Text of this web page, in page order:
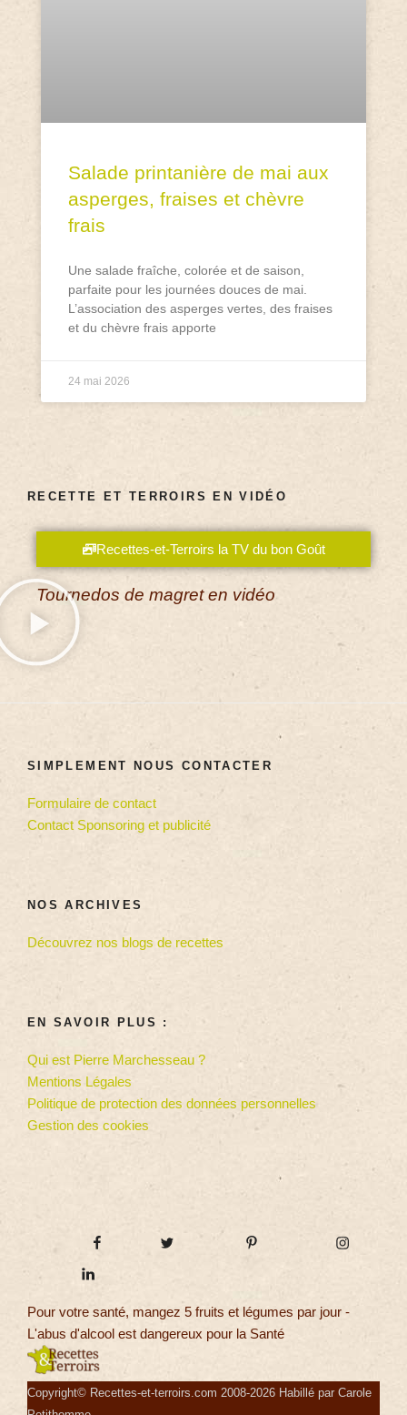
Salade printanière de mai aux
asperges, fraises et chèvre
frais
Une salade fraîche, colorée et de saison,
parfaite pour les journées douces de mai.
L’association des asperges vertes, des fraises
et du chèvre frais apporte
24 mai 2026
RECETTE ET TERROIRS EN VIDÉO
Recettes-et-Terroirs la TV du bon Goût
Tournedos de magret en vidéo
SIMPLEMENT NOUS CONTACTER
Formulaire de contact
Contact Sponsoring et publicité
NOS ARCHIVES
Découvrez nos blogs de recettes
EN SAVOIR PLUS :
Qui est Pierre Marchesseau ?
Mentions Légales
Politique de protection des données personnelles
Gestion des cookies
Pour votre santé, mangez 5 fruits et légumes par jour -
L'abus d'alcool est dangereux pour la Santé
Copyright© Recettes-et-terroirs.com 2008-2026 Habillé par Carole